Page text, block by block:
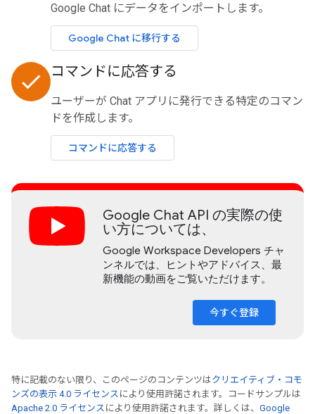
Google Chat にデータをインポートします。
Google Chat に移行する
done コマンドに応答する
ユーザーが Chat アプリに発行できる特定のコマン
ドを作成します。
コマンドに応答する
Google Chat API の実際の使
い方については、
Google Workspace Developers チャ
ンネルでは、ヒントやアドバイス、最
新機能の動画をご覧いただけます。
今すぐ登録
特に記載のない限り、このページのコンテンツはクリエイティブ・コモ
ンズの表示 4.0 ライセンス により使用許諾されます。コードサンプルは
Apache 2.0 ライセンス により使用許諾されます。詳しくは、 Google